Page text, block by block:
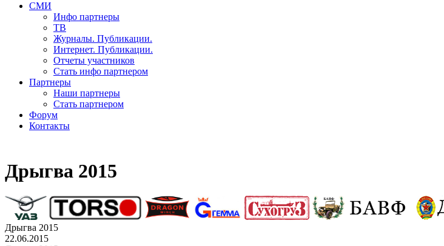
СМИ
Инфо партнеры
ТВ
Журналы. Публикации.
Интернет. Публикации.
Отчеты участников
Стать инфо партнером
Партнеры
Наши партнеры
Стать партнером
Форум
Контакты
Дрыгва 2015
Дрыгва 2015
22.06.2015